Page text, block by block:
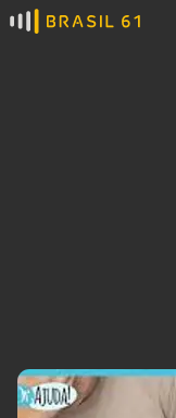
Ver todas as notícias
Agronegócios